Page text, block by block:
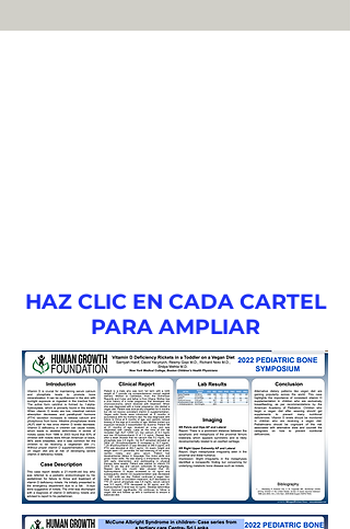
HAZ CLIC EN CADA CARTEL
PARA AMPLIAR